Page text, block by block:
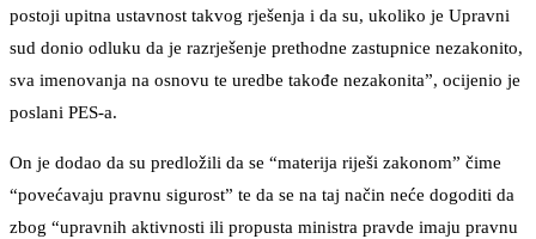
postoji upitna ustavnost takvog rješenja i da su, ukoliko je Upravni
sud donio odluku da je razrješenje prethodne zastupnice nezakonito,
sva imenovanja na osnovu te uredbe takođe nezakonita”, ocijenio je
poslani PES-a.
On je dodao da su predložili da se “materija riješi zakonom” čime
“povećavaju pravnu sigurost” te da se na taj način neće dogoditi da
zbog “upravnih aktivnosti ili propusta ministra pravde imaju pravnu